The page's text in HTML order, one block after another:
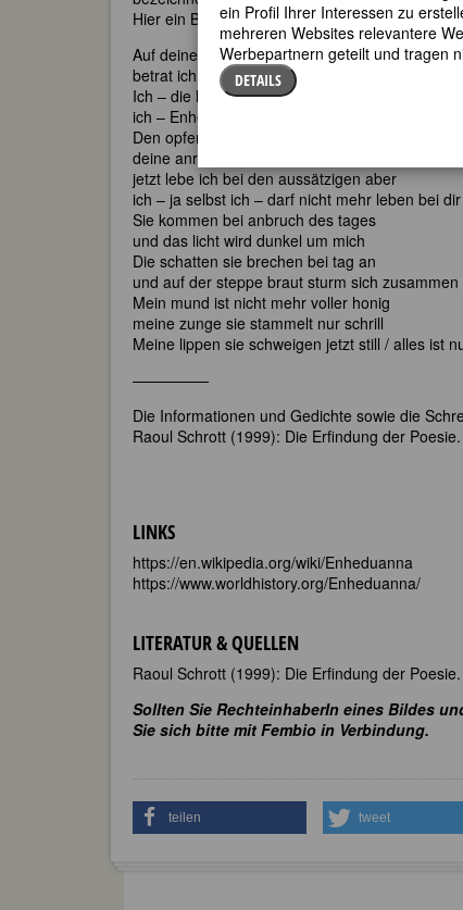
Hier ein Beispiel von Enheduannas Dichtung*:
Auf deinen ruf hin
betrat ich früher den heiligen kreis
Ich – die hohe Priesterin
ich – Enheduanna
Den opferkorb trug ich voll korn
deine anrufung trug ich auf den lippen
jetzt lebe ich bei den aussätzigen aber
ich – ja selbst ich – darf nicht mehr leben bei dir
Sie kommen bei anbruch des tages
und das licht wird dunkel um mich
Die schatten sie brechen bei tag an
und auf der steppe braut sturm sich zusammen
Mein mund ist nicht mehr voller honig
meine zunge sie stammelt nur schrill
Meine lippen sie schweigen jetzt still / alles ist
—————
Die Informationen und Gedichte sowie die
Raoul Schrott (1999): Die Erfindung der
LINKS
https://en.wikipedia.org/wiki/Enheduanna
https://www.worldhistory.org/Enheduanna/
LITERATUR & QUELLEN
Raoul Schrott (1999): Die Erfindung der
Sollten Sie RechteinhaberIn eines Bildes
Sie sich bitte mit Fembio in Verbindung.
teilen tweet
ein Profil Ihrer Interessen zu
mehreren Websites relevantere
Werbepartnern geteilt und tragen
DETAILS